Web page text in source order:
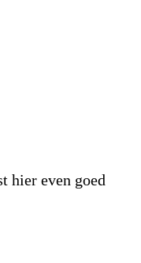
hier even goed